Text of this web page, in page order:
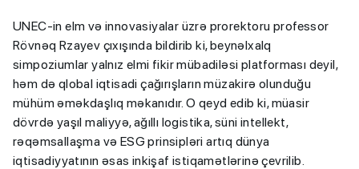
UNEC-in elm və innovasiyalar üzrə prorektoru professor
Rövnəq Rzayev çıxışında bildirib ki, beynəlxalq
simpoziumlar yalnız elmi fikir mübadiləsi platforması deyil,
həm də qlobal iqtisadi çağırışların müzakirə olunduğu
mühüm əməkdaşlıq məkanıdır. O qeyd edib ki, müasir
dövrdə yaşıl maliyyə, ağıllı logistika, süni intellekt,
rəqəmsallaşma və ESG prinsipləri artıq dünya
iqtisadiyyatının əsas inkişaf istiqamətlərinə çevrilib.